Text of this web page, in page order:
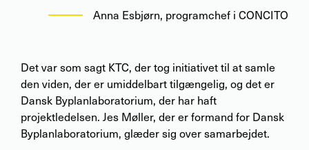
Anna Esbjørn, programchef i CONCITO
Det var som sagt KTC, der tog initiativet til at samle
den viden, der er umiddelbart tilgængelig, og det er
Dansk Byplanlaboratorium, der har haft
projektledelsen. Jes Møller, der er formand for Dansk
Byplanlaboratorium, glæder sig over samarbejdet.